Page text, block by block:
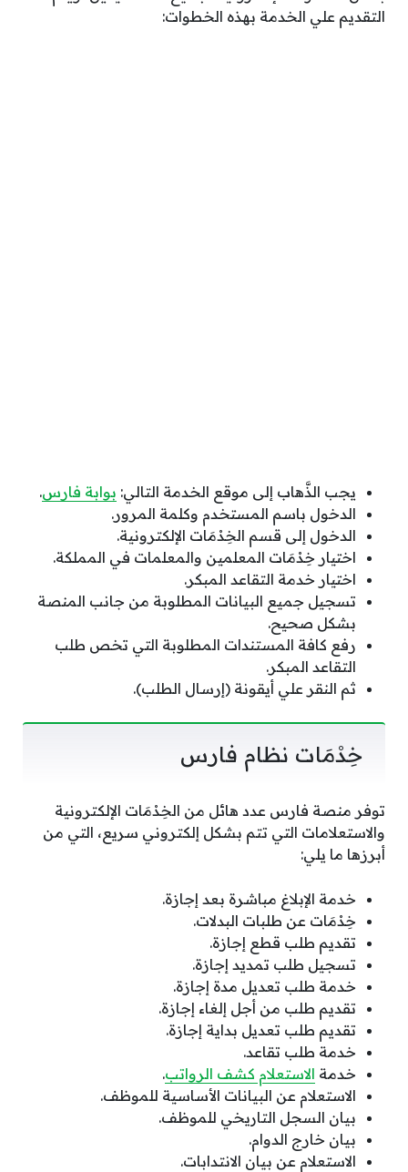
التقديم علي الخدمة بهذه الخطوات:
يجب الذَّهاب إلى موقع الخدمة التالي: بوابة فارس.
الدخول باسم المستخدم وكلمة المرور.
الدخول إلى قسم الخِدْمَات الإلكترونية.
اختيار خِدْمَات المعلمين والمعلمات في المملكة.
اختيار خدمة التقاعد المبكر.
تسجيل جميع البيانات المطلوبة من جانب المنصة
بشكل صحيح.
رفع كافة المستندات المطلوبة التي تخص طلب
التقاعد المبكر.
ثم النقر علي أيقونة (إرسال الطلب).
خِدْمَات نظام فارس
توفر منصة فارس عدد هائل من الخِدْمَات الإلكترونية
والاستعلامات التي تتم بشكل إلكتروني سريع، التي من
أبرزها ما يلي:
خدمة الإبلاغ مباشرة بعد إجازة.
خِدْمَات عن طلبات البدلات.
تقديم طلب قطع إجازة.
تسجيل طلب تمديد إجازة.
خدمة طلب تعديل مدة إجازة.
تقديم طلب من أجل إلغاء إجازة.
تقديم طلب تعديل بداية إجازة.
خدمة طلب تقاعد.
خدمة الاستعلام كشف الرواتب.
الاستعلام عن البيانات الأساسية للموظف.
بيان السجل التاريخي للموظف.
بيان خارج الدوام.
الاستعلام عن بيان الانتدابات.